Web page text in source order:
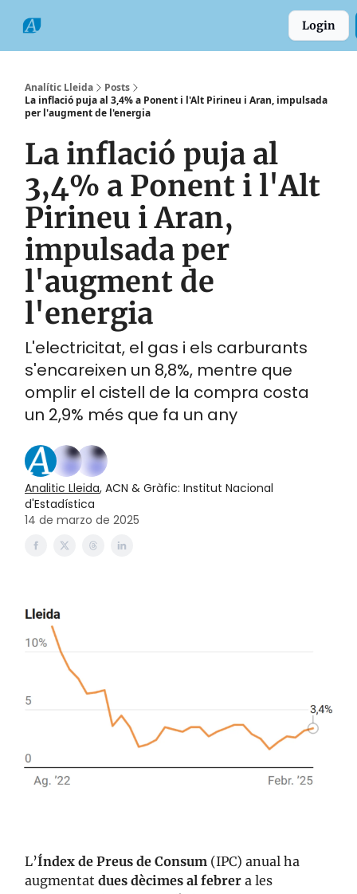
Login
Analític Lleida
Posts
La inflació puja al 3,4% a Ponent i l'Alt Pirineu i Aran, impulsada
per l'augment de l'energia
La inflació puja al
3,4% a Ponent i l'Alt
Pirineu i Aran,
impulsada per
l'augment de
l'energia
L'electricitat, el gas i els carburants
s'encareixen un 8,8%, mentre que
omplir el cistell de la compra costa
un 2,9% més que fa un any
Analitic Lleida, ACN & Gràfic: Institut Nacional
d'Estadística
14 de marzo de 2025
L’Índex de Preus de Consum (IPC) anual ha
augmentat dues dècimes al febrer a les